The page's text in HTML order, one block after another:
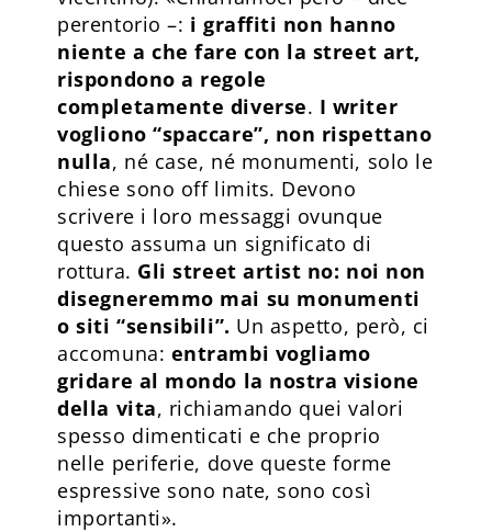
perentorio –: i graffiti non hanno
niente a che fare con la street art,
rispondono a regole
completamente diverse. I writer
vogliono “spaccare”, non rispettano
nulla, né case, né monumenti, solo le
chiese sono off limits. Devono
scrivere i loro messaggi ovunque
questo assuma un significato di
rottura. Gli street artist no: noi non
disegneremmo mai su monumenti
o siti “sensibili”. Un aspetto, però, ci
accomuna: entrambi vogliamo
gridare al mondo la nostra visione
della vita, richiamando quei valori
spesso dimenticati e che proprio
nelle periferie, dove queste forme
espressive sono nate, sono così
importanti».